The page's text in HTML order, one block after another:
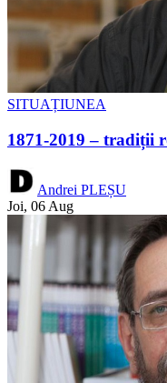
SITUAȚIUNEA
1871-2019 – tradiții
Andrei PLEȘU
Joi, 06 Aug